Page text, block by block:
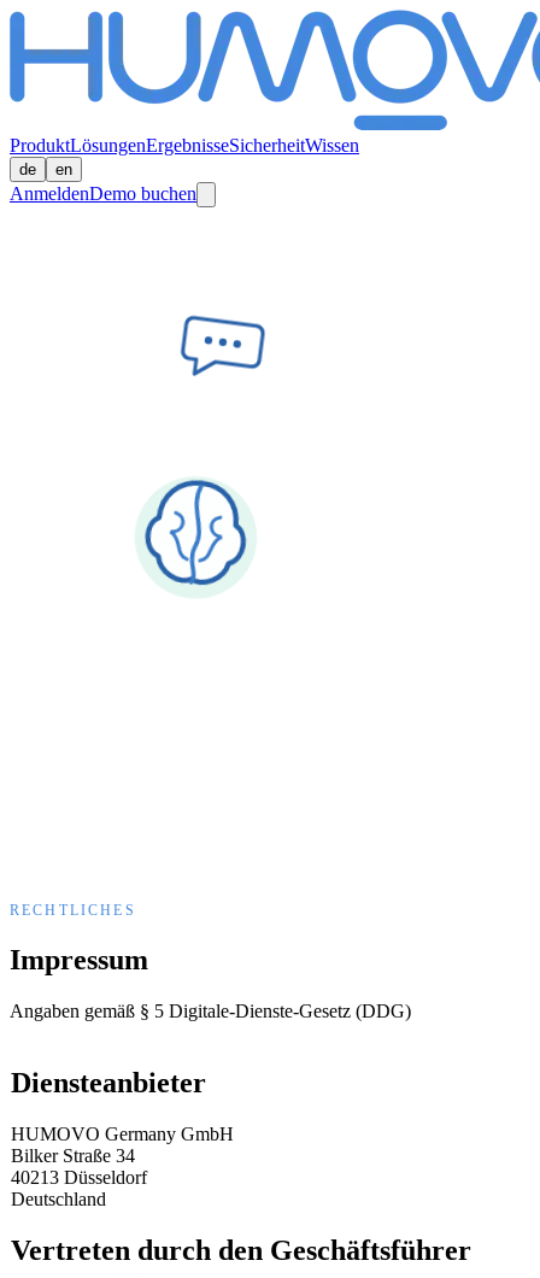
ProduktLösungenErgebnisseSicherheitWissen
de en
AnmeldenDemo buchen
RECHTLICHES
Impressum
Angaben gemäß § 5 Digitale-Dienste-Gesetz (DDG)
Diensteanbieter
HUMOVO Germany GmbH
Bilker Straße 34
40213 Düsseldorf
Deutschland
Vertreten durch den Geschäftsführer